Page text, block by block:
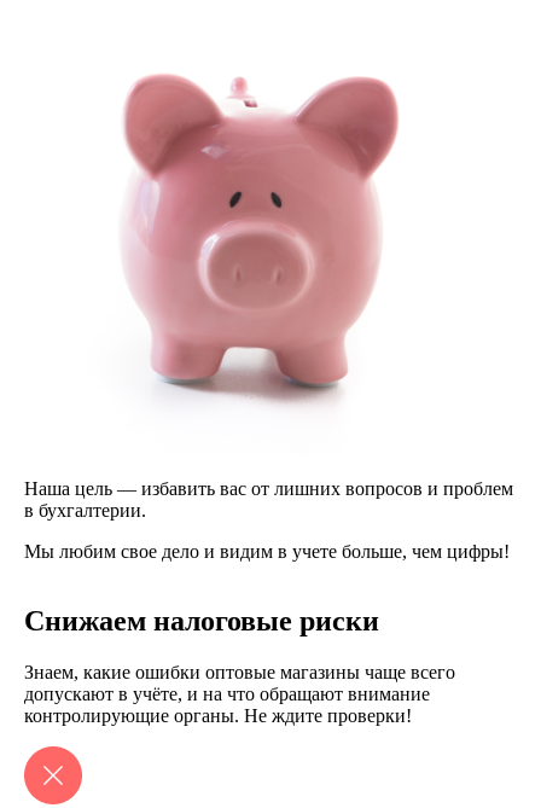
Наша цель — избавить вас от лишних вопросов и проблем
в бухгалтерии.
Мы любим свое дело и видим в учете больше, чем цифры!
Снижаем налоговые риски
Знаем, какие ошибки оптовые магазины чаще всего
допускают в учёте, и на что обращают внимание
контролирующие органы. Не ждите проверки!